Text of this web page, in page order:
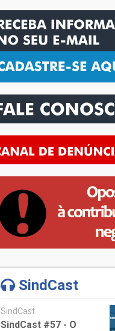
SindCast
SindCast
SindCast #57 - O